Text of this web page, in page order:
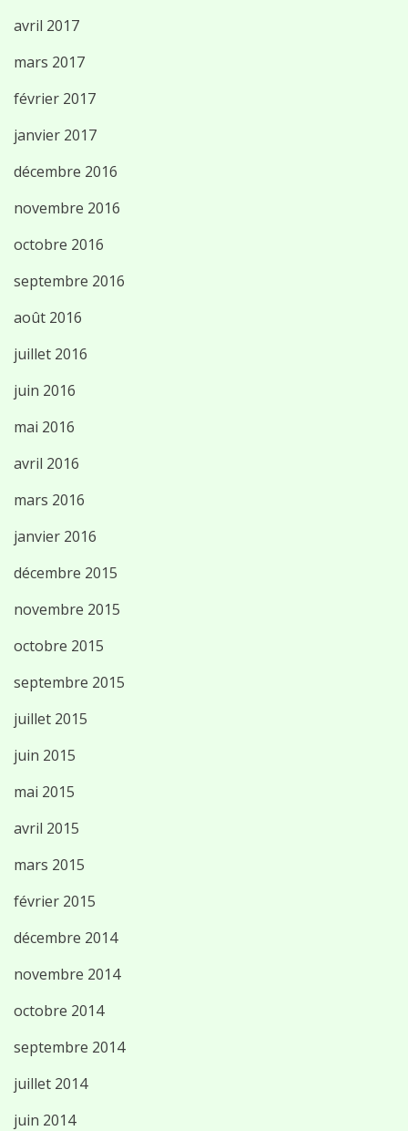
avril 2017
mars 2017
février 2017
janvier 2017
décembre 2016
novembre 2016
octobre 2016
septembre 2016
août 2016
juillet 2016
juin 2016
mai 2016
avril 2016
mars 2016
janvier 2016
décembre 2015
novembre 2015
octobre 2015
septembre 2015
juillet 2015
juin 2015
mai 2015
avril 2015
mars 2015
février 2015
décembre 2014
novembre 2014
octobre 2014
septembre 2014
juillet 2014
juin 2014